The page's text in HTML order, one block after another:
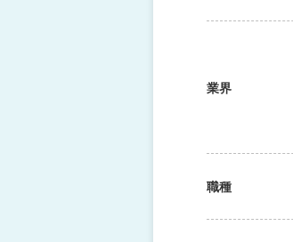
業界
職種